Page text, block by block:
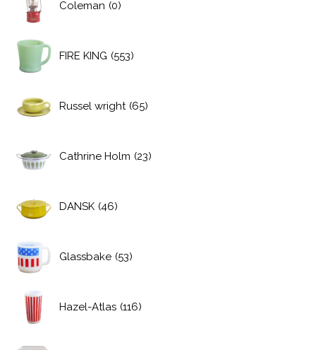
Coleman (0)
FIRE KING (553)
Russel wright (65)
Cathrine Holm (23)
DANSK (46)
Glassbake (53)
Hazel-Atlas (116)